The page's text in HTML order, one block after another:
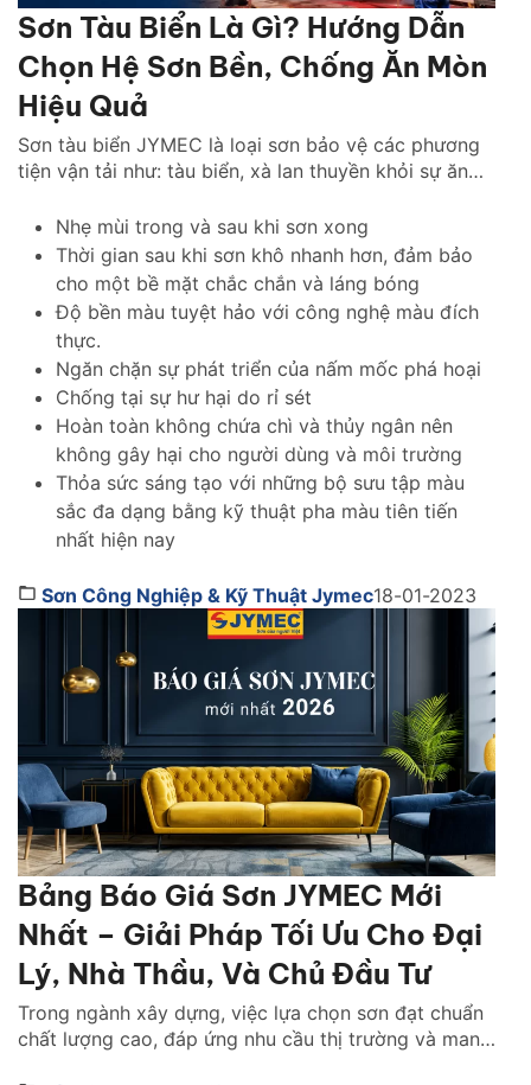
Sơn Tàu Biển Là Gì? Hướng Dẫn
Chọn Hệ Sơn Bền, Chống Ăn Mòn
Hiệu Quả
Sơn tàu biển JYMEC là loại sơn bảo vệ các phương
tiện vận tải như: tàu biển, xà lan thuyền khỏi sự ăn
Nhẹ mùi trong và sau khi sơn xong
Thời gian sau khi sơn khô nhanh hơn, đảm bảo
cho một bề mặt chắc chắn và láng bóng
Độ bền màu tuyệt hảo với công nghệ màu đích
thực.
Ngăn chặn sự phát triển của nấm mốc phá hoại
Chống tại sự hư hại do rỉ sét
Hoàn toàn không chứa chì và thủy ngân nên
không gây hại cho người dùng và môi trường
Thỏa sức sáng tạo với những bộ sưu tập màu
sắc đa dạng bằng kỹ thuật pha màu tiên tiến
nhất hiện nay
Sơn Công Nghiệp & Kỹ Thuật Jymec18-01-2023
Bảng Báo Giá Sơn JYMEC Mới
Nhất – Giải Pháp Tối Ưu Cho Đại
Lý, Nhà Thầu, Và Chủ Đầu Tư
Trong ngành xây dựng, việc lựa chọn sơn đạt chuẩn
chất lượng cao, đáp ứng nhu cầu thị trường và mang